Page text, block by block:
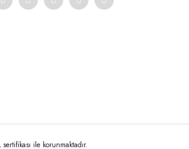
ile korunmaktadır.